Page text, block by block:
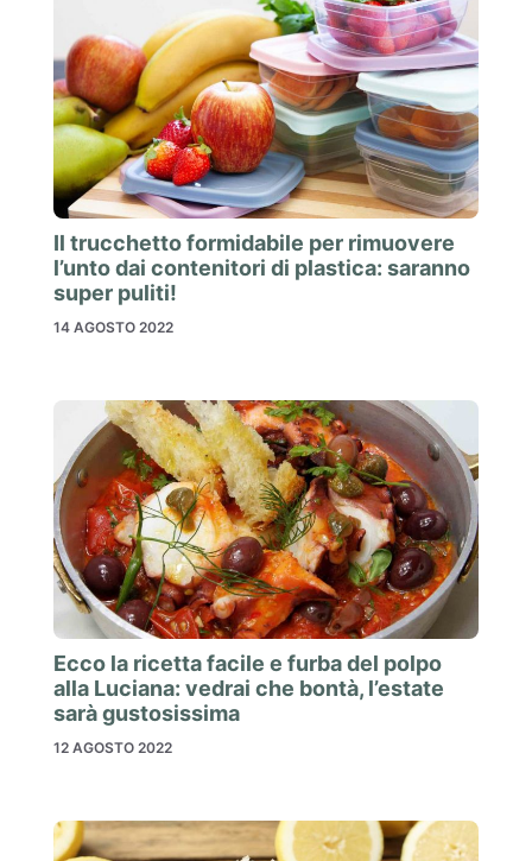
Il trucchetto formidabile per rimuovere
l’unto dai contenitori di plastica: saranno
super puliti!
14 AGOSTO 2022
Ecco la ricetta facile e furba del polpo
alla Luciana: vedrai che bontà, l’estate
sarà gustosissima
12 AGOSTO 2022